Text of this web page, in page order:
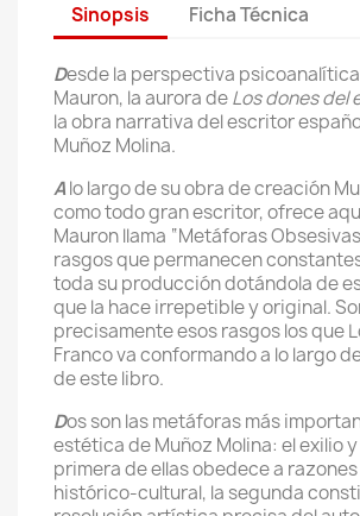
Sinopsis Ficha Técnica
Desde la perspectiva
Mauron, la aurora deLos dones del
la obra narrativa del escritor
Muñoz Molina.
Alo largo de su obra de creación
como todo gran escritor, ofrece
Mauron llama “Metáforas
rasgos que permanecen
toda su producción dotándola de
que la hace irrepetible y original.
precisamente esos rasgos los que
Franco va conformando a lo largo
de este libro.
Dos son las metáforas más
estética de Muñoz Molina: el exilio
primera de ellas obedece a
histórico-cultural, la segunda